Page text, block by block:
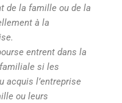
de la famille ou de la
à la
entrent dans la
si les
acquis l’entreprise
ou leurs